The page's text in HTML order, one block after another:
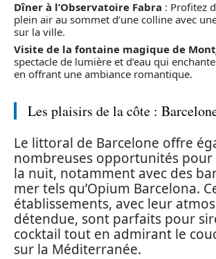
Dîner à l’Observatoire Fabra : Profitez
plein air au sommet d’une colline avec
sur la ville.
Visite de la fontaine magique de
spectacle de lumière et d’eau qui
en offrant une ambiance romantique.
Les plaisirs de la côte :
Le littoral de Barcelone offre
nombreuses opportunités
la nuit, notamment avec des
mer tels qu’Opium Barcelona.
établissements, avec leur
détendue, sont parfaits pour
cocktail tout en admirant le
sur la Méditerranée.